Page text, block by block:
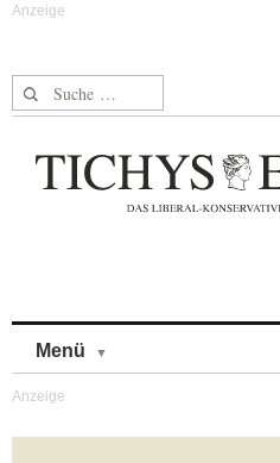
Suche nach:
Menü